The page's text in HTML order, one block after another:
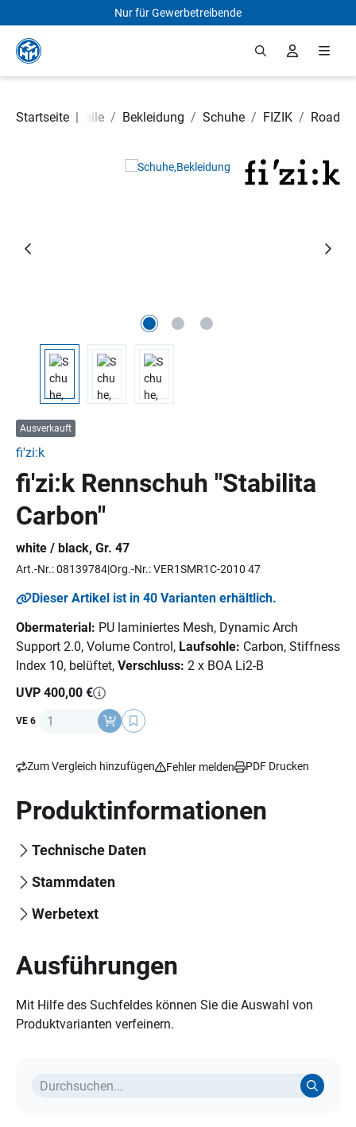
Zum Hauptinhalt springen
Nur für Gewerbetreibende
Startseite |
Fahrradteile / Bekleidung / Schuhe / FIZIK / Road
Bildergalerie überspringen
Ausverkauft
fi'zi:k
fi'zi:k Rennschuh "Stabilita
Carbon"
white / black, Gr. 47
Art.-Nr.: 08139784Org.-Nr.: VER1SMR1C-2010 47
Dieser Artikel ist in 40 Varianten erhältlich.
Obermaterial: PU laminiertes Mesh, Dynamic Arch
Support 2.0, Volume Control, Laufsohle: Carbon, Stiffness
Index 10, belüftet, Verschluss: 2 x BOA Li2-B
UVP 400,00 €
VE 6 Anzahl
Zum Vergleich hinzufügen Fehler melden PDF Drucken
Produktinformationen
Technische Daten
Stammdaten
Werbetext
Ausführungen
Mit Hilfe des Suchfeldes können Sie die Auswahl von
Produktvarianten verfeinern.